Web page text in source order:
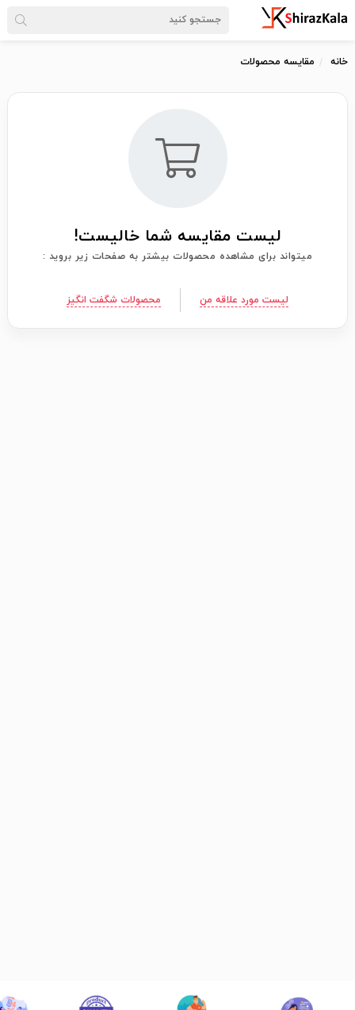
خانه مقایسه محصولات
لیست مقایسه شما خالیست!
میتواند برای مشاهده محصولات بیشتر به صفحات زیر بروید :
لیست مورد علاقه من محصولات شگفت انگیز